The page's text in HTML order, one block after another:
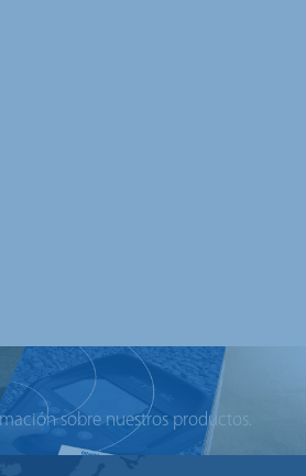
sobre nuestros productos.